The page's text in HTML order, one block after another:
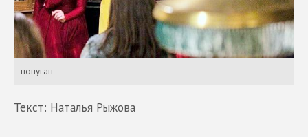
попуган
Текст: Наталья Рыжова